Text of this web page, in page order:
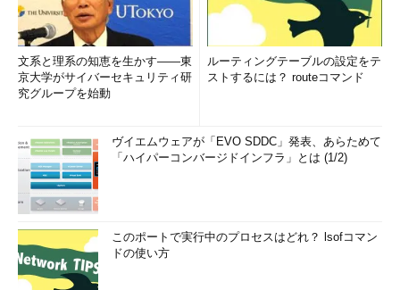
文系と理系の知恵を生かす――東
京大学がサイバーセキュリティ研
究グループを始動
ルーティングテーブルの設定をテ
ストするには？ routeコマンド
ヴイエムウェアが「EVO SDDC」発表、あらためて
「ハイパーコンバージドインフラ」とは (1/2)
このポートで実行中のプロセスはどれ？ lsofコマン
ドの使い方